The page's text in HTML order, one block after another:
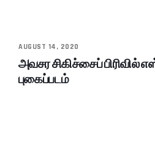
AUGUST 14, 2020
அவசர சிகிச்சைப் பிரிவில்
புகைப்படம்